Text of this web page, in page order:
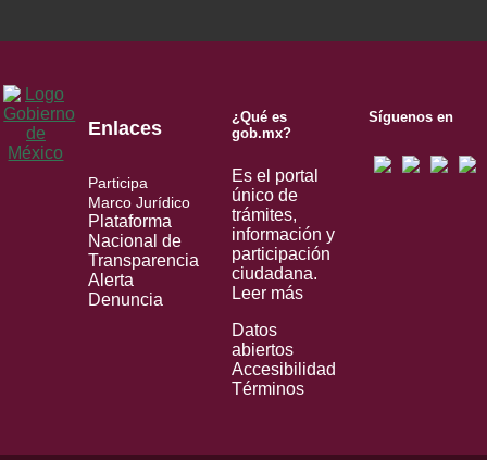
Enlaces
Participa
Marco Jurídico
Plataforma
Nacional de
Transparencia
Alerta
Denuncia
¿Qué es
gob.mx?
Es el portal
único de
trámites,
información y
participación
ciudadana.
Leer más
Datos
abiertos
Accesibilidad
Términos
Síguenos en